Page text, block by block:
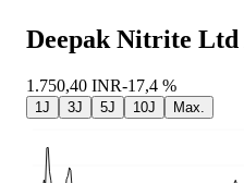
Deepak Nitrite Ltd
1.750,40 INR-17,4 %
1J 3J 5J 10J Max.